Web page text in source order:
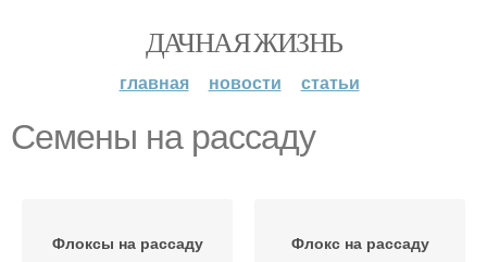
ДАЧНАЯ ЖИЗНЬ
главная новости статьи
Семены на рассаду
Флоксы на рассаду Флокс на рассаду